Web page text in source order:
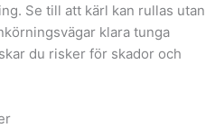
Se till att kärl kan rullas utan
klara tunga
du risker för skador och